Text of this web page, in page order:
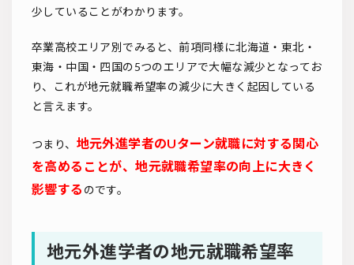
少していることがわかります。
卒業高校エリア別でみると、前項同様に北海道・東北・
東海・中国・四国の5つのエリアで大幅な減少となってお
り、これが地元就職希望率の減少に大きく起因している
と言えます。
つまり、 地元外進学者のUターン就職に対する関心
を高めることが、地元就職希望率の向上に大きく
影響する のです。
地元外進学者の地元就職希望率